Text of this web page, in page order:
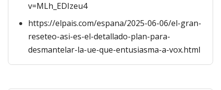
v=MLh_EDIzeu4
https://elpais.com/espana/2025-06-06/el-gran-
reseteo-asi-es-el-detallado-plan-para-
desmantelar-la-ue-que-entusiasma-a-vox.html